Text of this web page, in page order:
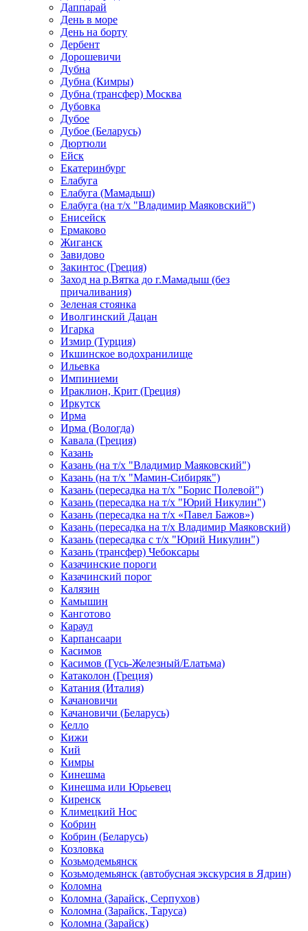
Даппарай
День в море
День на борту
Дербент
Дорошевичи
Дубна
Дубна (Кимры)
Дубна (трансфер) Москва
Дубовка
Дубое
Дубое (Беларусь)
Дюртюли
Ейск
Екатеринбург
Елабуга
Елабуга (Мамадыш)
Елабуга (на т/х "Владимир Маяковский")
Енисейск
Ермаково
Жиганск
Завидово
Закинтос (Греция)
Заход на р.Вятка до г.Мамадыш (без
причаливания)
Зеленая стоянка
Иволгинский Дацан
Игарка
Измир (Турция)
Икшинское водохранилище
Ильевка
Импиниеми
Ираклион, Крит (Греция)
Иркутск
Ирма
Ирма (Вологда)
Кавала (Греция)
Казань
Казань (на т/х "Владимир Маяковский")
Казань (на т/х "Мамин-Сибиряк")
Казань (пересадка на т/х "Борис Полевой")
Казань (пересадка на т/х "Юрий Никулин")
Казань (пересадка на т/х «Павел Бажов»)
Казань (пересадка на т/х Владимир Маяковский)
Казань (пересадка с т/х "Юрий Никулин")
Казань (трансфер) Чебоксары
Казачинские пороги
Казачинский порог
Калязин
Камышин
Канготово
Караул
Карпансаари
Касимов
Касимов (Гусь-Железный/Елатьма)
Катаколон (Греция)
Катания (Италия)
Качановичи
Качановичи (Беларусь)
Келло
Кижи
Кий
Кимры
Кинешма
Кинешма или Юрьевец
Киренск
Климецкий Нос
Кобрин
Кобрин (Беларусь)
Козловка
Козьмодемьянск
Козьмодемьянск (автобусная экскурсия в Ядрин)
Коломна
Коломна (Зарайск, Серпухов)
Коломна (Зарайск, Таруса)
Коломна (Зарайск)